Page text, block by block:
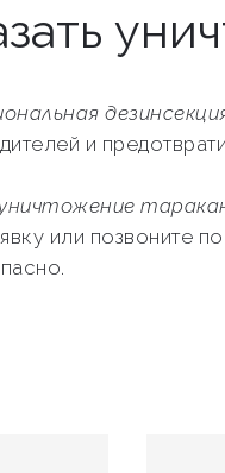
и
уничтожение
или позвоните